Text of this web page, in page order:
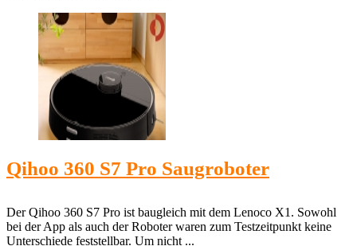
Qihoo 360 S7 Pro Saugroboter
Der Qihoo 360 S7 Pro ist baugleich mit dem Lenoco X1. Sowohl
bei der App als auch der Roboter waren zum Testzeitpunkt keine
Unterschiede feststellbar. Um nicht ...